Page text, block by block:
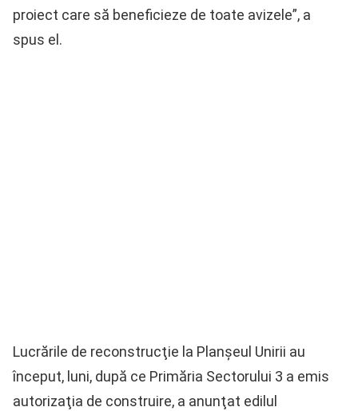
proiect care să beneficieze de toate avizele”, a
spus el.
Lucrările de reconstrucţie la Planşeul Unirii au
început, luni, după ce Primăria Sectorului 3 a emis
autorizaţia de construire, a anunţat edilul